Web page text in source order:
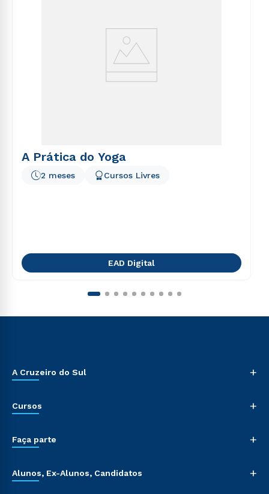
A Prática do Yoga
2 meses Cursos Livres
EAD Digital
A Cruzeiro do Sul +
Cursos +
Faça parte +
Alunos, Ex-Alunos, Candidatos +